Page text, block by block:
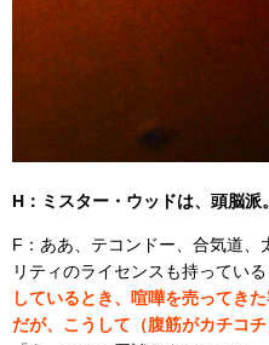
H：ミスター・ウッドは、頭脳派
F：ああ、テコンドー、合気道、
リティのライセンスも持っている
しているとき、喧嘩を売ってき
だが、こうして（腹筋がカチコチ